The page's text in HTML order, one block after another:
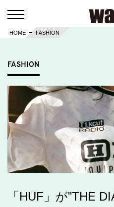
HOME FASHION
FASHION
「HUF」が”THE